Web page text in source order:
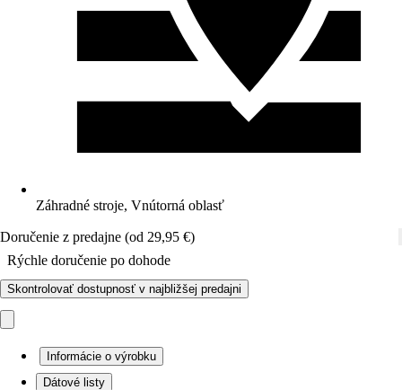
Záhradné stroje, Vnútorná oblasť
Doručenie z predajne (od 29,95 €)
Rýchle doručenie po dohode
Skontrolovať dostupnosť v najbližšej predajni
Informácie o výrobku
Dátové listy